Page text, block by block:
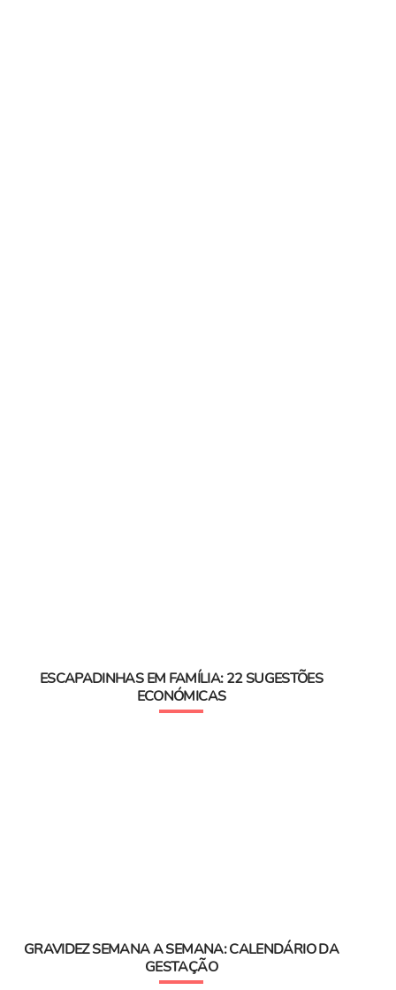
ESCAPADINHAS EM FAMÍLIA: 22 SUGESTÕES
ECONÓMICAS
GRAVIDEZ SEMANA A SEMANA: CALENDÁRIO DA
GESTAÇÃO